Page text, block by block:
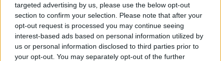
targeted advertising by us, please use the below opt-out
section to confirm your selection. Please note that after your
opt-out request is processed you may continue seeing
interest-based ads based on personal information utilized by
us or personal information disclosed to third parties prior to
your opt-out. You may separately opt-out of the further